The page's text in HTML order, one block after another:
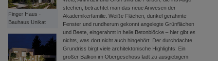
Finger Haus -
Bauhaus Unikat
stechen, betrachtet man das neue Anwesen der
Akademikerfamilie. Weiße Flächen, dunkel gerahmte
Fenster und rundherum gekonnt angelegte Grünflächen
und Beete, eingerahmt in helle Betonblöcke – hier gibt es
nichts, was dort nicht auch hingehört. Der durchdachte
Grundriss birgt viele architektonische Highlights: Ein
großer Balkon im Obergeschoss lädt zu ausgiebigem